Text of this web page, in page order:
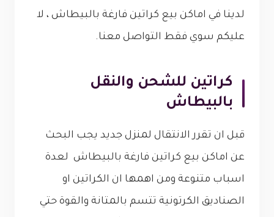
لدينا في اماكن بيع كراتين فارغة بالبيطاش ، لا
عليكم سوي فقط التواصل معنا.
كراتين للشحن والنقل
بالبيطاش
قبل ان تقرر الانتقال لمنزل جديد يجب البحث
عن اماكن بيع كراتين فارغة بالبيطاش لعدة
اسباب متنوعة ومن اهمها ان الكراتين او
الصناديق الكرتونية تتسم بالمتانة والقوة حتي